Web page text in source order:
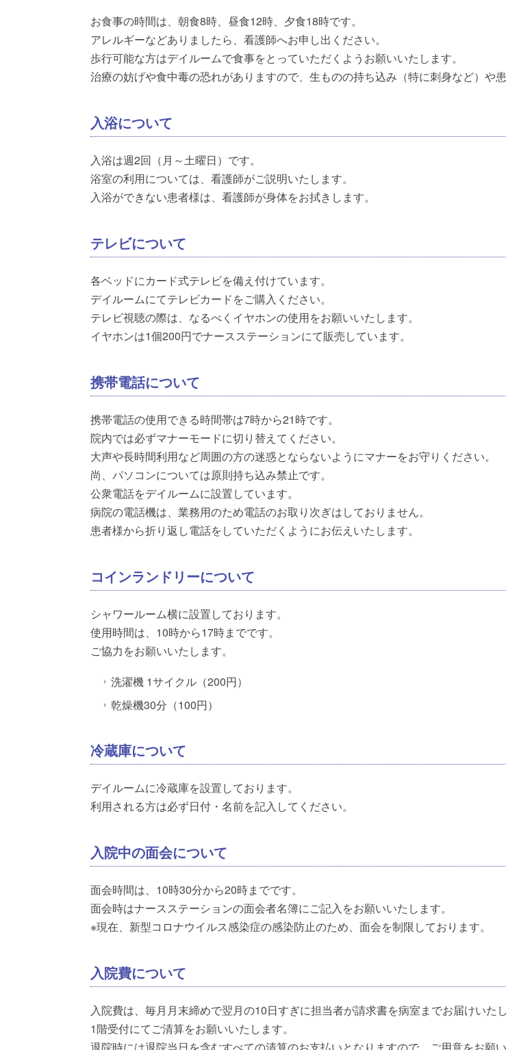
お食事の時間は、朝食8時、昼食12時、夕食18時です。
アレルギーなどありましたら、看護師へお申し出ください。
歩行可能な方はデイルームで食事をとっていただくようお願いいたします。
治療の妨げや食中毒の恐れがありますので、生ものの持ち込み（特に刺身など）や
入浴について
入浴は週2回（月～土曜日）です。
浴室の利用については、看護師がご説明いたします。
入浴ができない患者様は、看護師が身体をお拭きします。
テレビについて
各ベッドにカード式テレビを備え付けています。
デイルームにてテレビカードをご購入ください。
テレビ視聴の際は、なるべくイヤホンの使用をお願いいたします。
イヤホンは1個200円でナースステーションにて販売しています。
携帯電話について
携帯電話の使用できる時間帯は7時から21時です。
院内では必ずマナーモードに切り替えてください。
大声や長時間利用など周囲の方の迷惑とならないようにマナーをお守りください。
尚、パソコンについては原則持ち込み禁止です。
公衆電話をデイルームに設置しています。
病院の電話機は、業務用のため電話のお取り次ぎはしておりません。
患者様から折り返し電話をしていただくようにお伝えいたします。
コインランドリーについて
シャワールーム横に設置しております。
使用時間は、10時から17時までです。
ご協力をお願いいたします。
洗濯機 1サイクル（200円）
乾燥機30分（100円）
冷蔵庫について
デイルームに冷蔵庫を設置しております。
利用される方は必ず日付・名前を記入してください。
入院中の面会について
面会時間は、10時30分から20時までです。
面会時はナースステーションの面会者名簿にご記入をお願いいたします。
※現在、新型コロナウイルス感染症の感染防止のため、面会を制限しております。
入院費について
入院費は、毎月月末締めで翌月の10日すぎに担当者が請求書を病室までお届けいたし
1階受付にてご清算をお願いいたします。
退院時には退院当日を含むすべての清算のお支払いとなりますので、ご用意をお願い